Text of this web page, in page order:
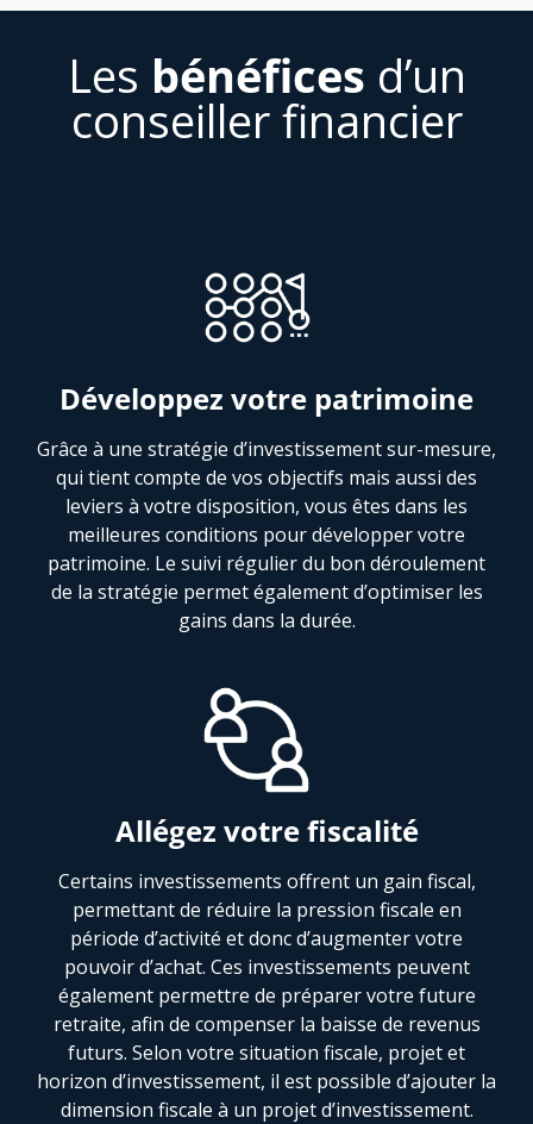
Les bénéfices d’un
conseiller financier
Développez votre patrimoine
Grâce à une stratégie d’investissement sur-mesure,
qui tient compte de vos objectifs mais aussi des
leviers à votre disposition, vous êtes dans les
meilleures conditions pour développer votre
patrimoine. Le suivi régulier du bon déroulement
de la stratégie permet également d’optimiser les
gains dans la durée.
Allégez votre fiscalité
Certains investissements offrent un gain fiscal,
permettant de réduire la pression fiscale en
période d’activité et donc d’augmenter votre
pouvoir d’achat. Ces investissements peuvent
également permettre de préparer votre future
retraite, afin de compenser la baisse de revenus
futurs. Selon votre situation fiscale, projet et
horizon d’investissement, il est possible d’ajouter la
dimension fiscale à un projet d’investissement.